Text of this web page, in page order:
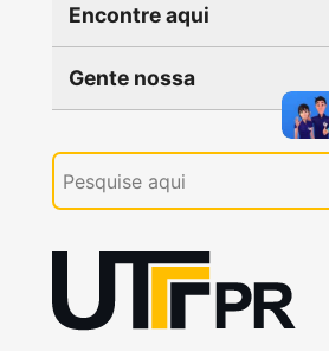
Encontre aqui
Gente nossa